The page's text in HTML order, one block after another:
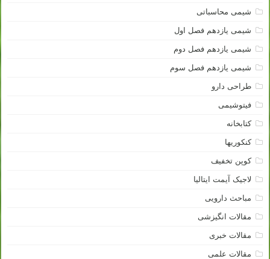
شیمی محاسباتی
شیمی یازدهم فصل اول
شیمی یازدهم فصل دوم
شیمی یازدهم فصل سوم
طراحی دارو
فیتوشیمی
کتابخانه
کنکوریها
کوپن تخفیف
لاجیک آیمت ایتالیا
مباحث دارویی
مقالات انگیزشی
مقالات خبری
مقالات علمی